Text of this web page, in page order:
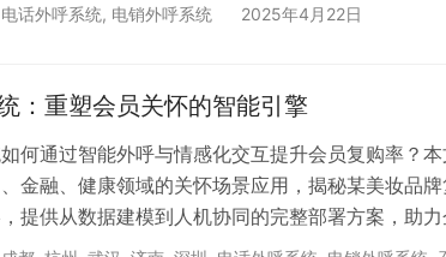
电话外呼系统, 电销外呼系统 2025年4月22日
：重塑会员关怀的智能引擎
何通过智能外呼与情感化交互提升会员复购率？
金融、健康领域的关怀场景应用，揭秘某美妆品
提供从数据建模到人机协同的完整部署方案，助
系。